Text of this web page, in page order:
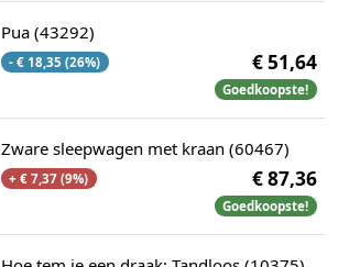
Pua (43292)
- € 18,35 (26%) € 51,64
Goedkoopste!
Zware sleepwagen met kraan (60467)
+ € 7,37 (9%) € 87,36
Goedkoopste!